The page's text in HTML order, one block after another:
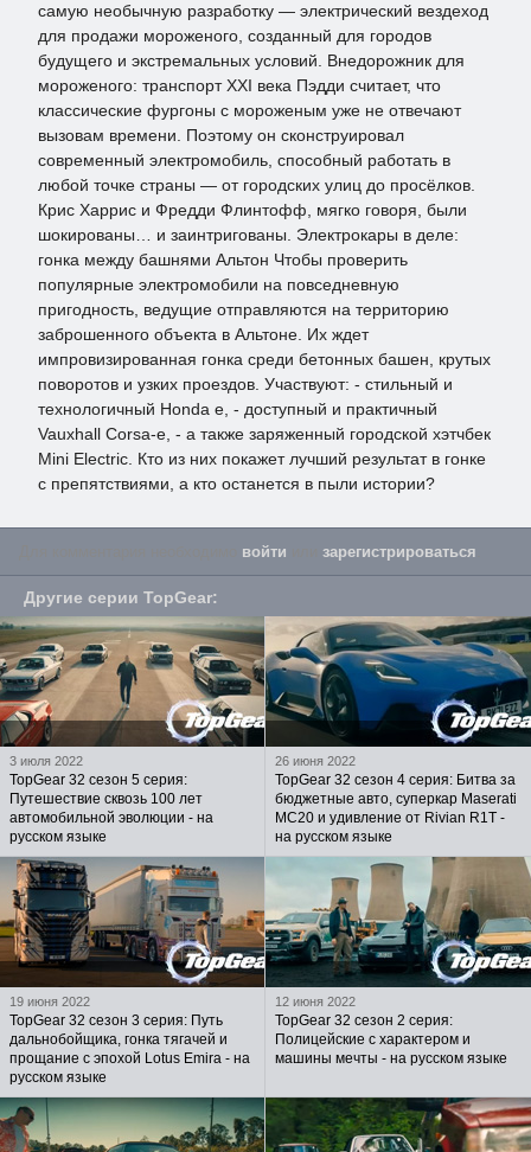
самую необычную разработку — электрический вездеход
для продажи мороженого, созданный для городов
будущего и экстремальных условий. Внедорожник для
мороженого: транспорт XXI века Пэдди считает, что
классические фургоны с мороженым уже не отвечают
вызовам времени. Поэтому он сконструировал
современный электромобиль, способный работать в
любой точке страны — от городских улиц до просёлков.
Крис Харрис и Фредди Флинтофф, мягко говоря, были
шокированы… и заинтригованы. Электрокары в деле:
гонка между башнями Альтон Чтобы проверить
популярные электромобили на повседневную
пригодность, ведущие отправляются на территорию
заброшенного объекта в Альтоне. Их ждет
импровизированная гонка среди бетонных башен, крутых
поворотов и узких проездов. Участвуют: - стильный и
технологичный Honda e, - доступный и практичный
Vauxhall Corsa-e, - а также заряженный городской хэтчбек
Mini Electric. Кто из них покажет лучший результат в гонке
с препятствиями, а кто останется в пыли истории?
войти зарегистрироваться
Другие серии TopGear:
3 июля 2022
TopGear 32 сезон 5 серия:
Путешествие сквозь 100 лет
автомобильной эволюции - на
русском языке
26 июня 2022
TopGear 32 сезон 4 серия: Битва за
бюджетные авто, суперкар Maserati
MC20 и удивление от Rivian R1T -
на русском языке
19 июня 2022
TopGear 32 сезон 3 серия: Путь
дальнобойщика, гонка тягачей и
прощание с эпохой Lotus Emira - на
русском языке
12 июня 2022
TopGear 32 сезон 2 серия:
Полицейские с характером и
машины мечты - на русском языке